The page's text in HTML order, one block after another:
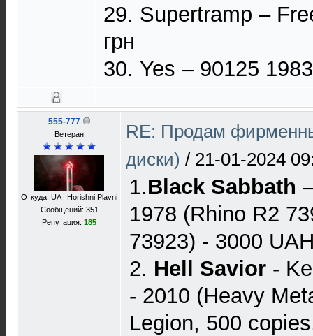
29. Supertramp –
грн
30. Yes – 90125
555-777
Ветеран
Откуда: UA | Horishni Plavni
Сообщений: 351
Репутация: 185
RE: Продам
диски) / 21-01-2024
1.Black Sabbath
1978 (Rhino R2
73923) - 3000
2. Hell Savior -
- 2010 (Heavy
Legion, 500